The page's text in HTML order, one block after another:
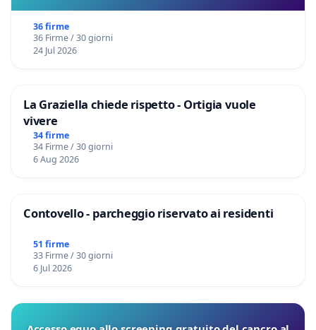
36 firme
36 Firme / 30 giorni
24 Jul 2026
La Graziella chiede rispetto - Ortigia vuole
vivere
34 firme
34 Firme / 30 giorni
6 Aug 2026
Contovello - parcheggio riservato ai residenti
51 firme
33 Firme / 30 giorni
6 Jul 2026